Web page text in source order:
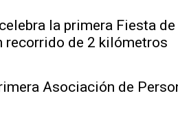
la primera Fiesta
recorrido de 2 kilómetros
Asociación de